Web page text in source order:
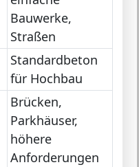
Bauwerke,
Straßen
Standardbeton
für Hochbau
Brücken,
Parkhäuser,
höhere
Anforderungen